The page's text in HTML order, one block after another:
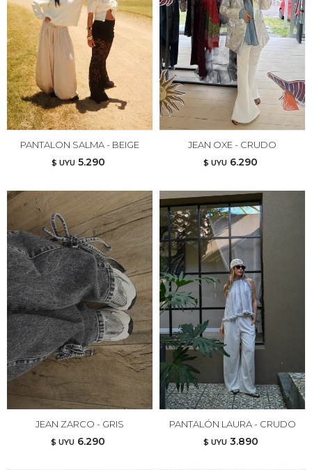
PANTALON SALMA - BEIGE
$ UYU 5.290
JEAN OXE - CRUDO
$ UYU 6.290
JEAN ZARCO - GRIS
$ UYU 6.290
PANTALÓN LAURA - CRUDO
$ UYU 3.890